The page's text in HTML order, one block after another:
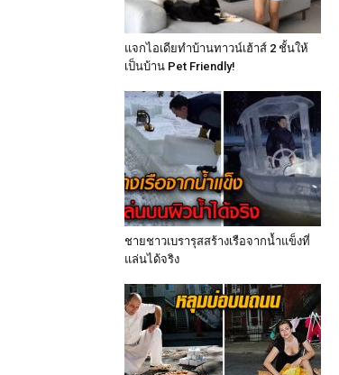
แจกไอเดียทำบ้านทาวน์เฮ้าส์ 2 ชั้นให้
เป็นบ้าน Pet Friendly!
ชายชาวเบรารุสสร้างเรือจากน้ำแข็งที่
แล่นได้จริง